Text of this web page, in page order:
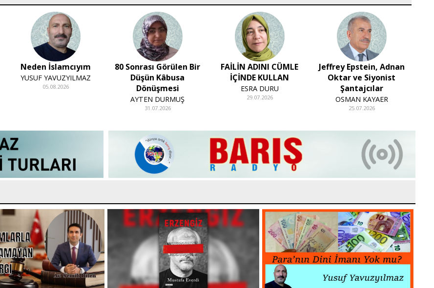
Neden İslamcıyım
YUSUF YAVUZYILMAZ
05.08.2026
80 Sonrası Görülen Bir
Düşün Kâbusa
Dönüşmesi
AYTEN DURMUŞ
31.07.2026
FAİLİN ADINI CÜMLE
İÇİNDE KULLAN
ESRA DURU
29.07.2026
Jeffrey Epstein, Adnan
Oktar ve Siyonist
Şantajcılar
OSMAN KAYAER
25.07.2026